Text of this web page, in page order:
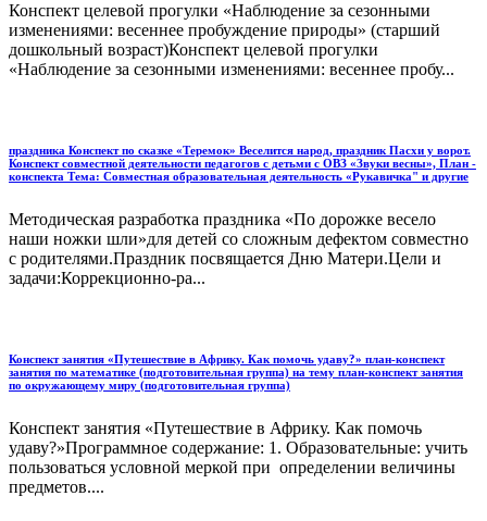
Конспект целевой прогулки «Наблюдение за сезонными
изменениями: весеннее пробуждение природы» (старший
дошкольный возраст)Конспект целевой прогулки
«Наблюдение за сезонными изменениями: весеннее пробу...
праздника Конспект по сказке «Теремок» Веселится народ, праздник Пасхи у ворот.
Конспект совместной деятельности педагогов с детьми с ОВЗ «Звуки весны», План -
конспекта Тема: Совместная образовательная деятельность «Рукавичка" и другие
Методическая разработка праздника «По дорожке весело
наши ножки шли»для детей со сложным дефектом совместно
с родителями.Праздник посвящается Дню Матери.Цели и
задачи:Коррекционно-ра...
Конспект занятия «Путешествие в Африку. Как помочь удаву?» план-конспект
занятия по математике (подготовительная группа) на тему план-конспект занятия
по окружающему миру (подготовительная группа)
Конспект занятия «Путешествие в Африку. Как помочь
удаву?»Программное содержание: 1. Образовательные: учить
пользоваться условной меркой при определении величины
предметов....